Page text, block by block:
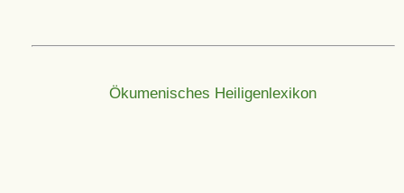
Ökumenisches Heiligenlexikon